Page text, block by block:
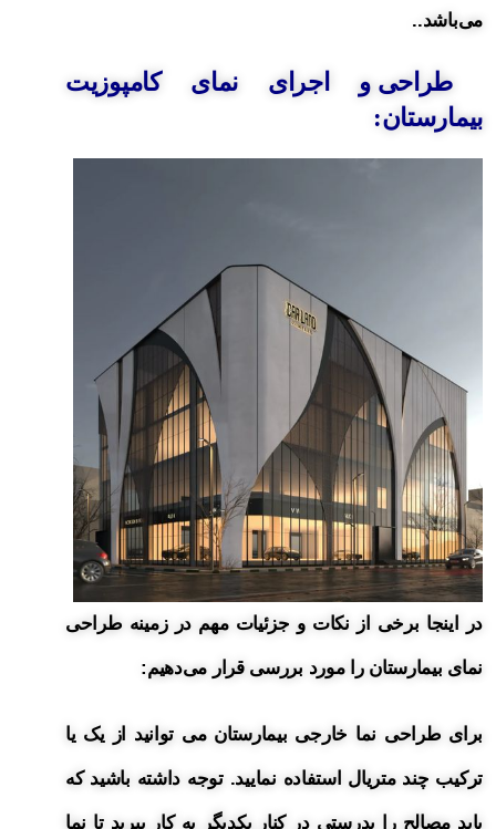
می‌باشد..
طراحی و اجرای نمای کامپوزیت
بیمارستان:
در اینجا برخی از نکات و جزئیات مهم در زمینه طراحی
نمای بیمارستان را مورد بررسی قرار می‌دهیم:
برای طراحی نما خارجی بیمارستان می توانید از یک یا
ترکیب چند متریال استفاده نمایید. توجه داشته باشید که
باید مصالح را بدرستی در کنار یکدیگر به کار ببرید تا نما